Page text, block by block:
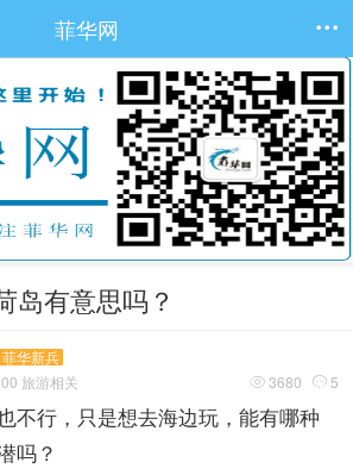
菲华网 
岛有意思吗？
菲华新兵
 3680  5
旅游相关
不行，只是想去海边玩，能有哪种
吗？